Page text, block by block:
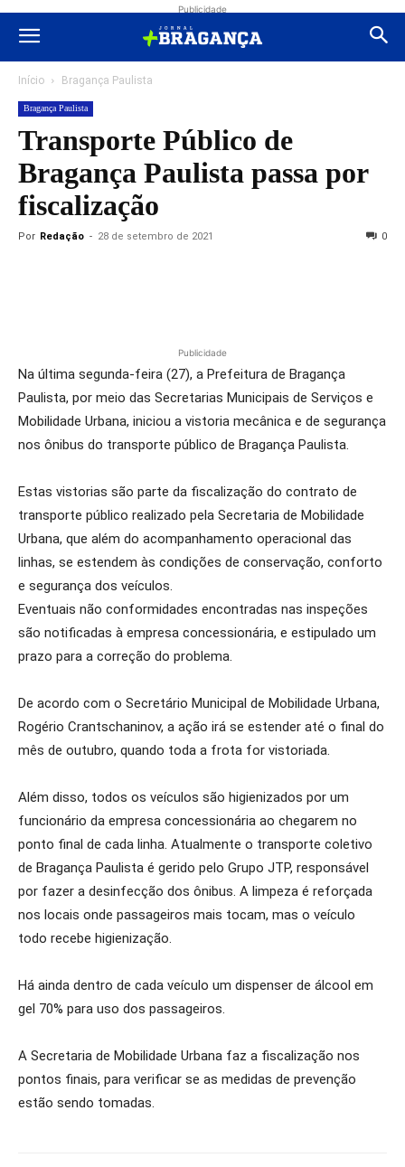
Publicidade
Início Bragança Paulista
Bragança Paulista
Transporte Público de
Bragança Paulista passa por
fiscalização
Por Redação - 28 de setembro de 2021 0
Publicidade
Na última segunda-feira (27), a Prefeitura de Bragança
Paulista, por meio das Secretarias Municipais de Serviços e
Mobilidade Urbana, iniciou a vistoria mecânica e de segurança
nos ônibus do transporte público de Bragança Paulista.
Estas vistorias são parte da fiscalização do contrato de
transporte público realizado pela Secretaria de Mobilidade
Urbana, que além do acompanhamento operacional das
linhas, se estendem às condições de conservação, conforto
e segurança dos veículos.
Eventuais não conformidades encontradas nas inspeções
são notificadas à empresa concessionária, e estipulado um
prazo para a correção do problema.
De acordo com o Secretário Municipal de Mobilidade Urbana,
Rogério Crantschaninov, a ação irá se estender até o final do
mês de outubro, quando toda a frota for vistoriada.
Além disso, todos os veículos são higienizados por um
funcionário da empresa concessionária ao chegarem no
ponto final de cada linha. Atualmente o transporte coletivo
de Bragança Paulista é gerido pelo Grupo JTP, responsável
por fazer a desinfecção dos ônibus. A limpeza é reforçada
nos locais onde passageiros mais tocam, mas o veículo
todo recebe higienização.
Há ainda dentro de cada veículo um dispenser de álcool em
gel 70% para uso dos passageiros.
A Secretaria de Mobilidade Urbana faz a fiscalização nos
pontos finais, para verificar se as medidas de prevenção
estão sendo tomadas.